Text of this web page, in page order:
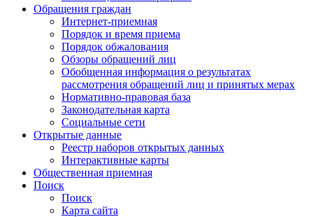
Обращения граждан
Интернет-приемная
Порядок и время приема
Порядок обжалования
Обзоры обращений лиц
Обобщенная информация о результатах
рассмотрения обращений лиц и принятых мерах
Нормативно-правовая база
Законодательная карта
Социальные сети
Открытые данные
Реестр наборов открытых данных
Интерактивные карты
Общественная приемная
Поиск
Поиск
Карта сайта